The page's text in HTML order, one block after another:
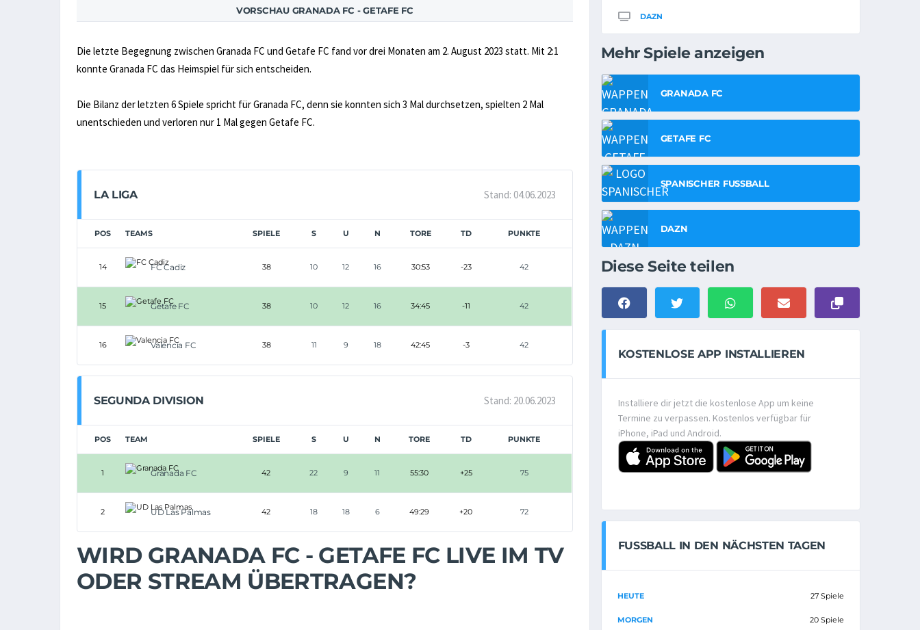
VORSCHAU GRANADA FC - GETAFE FC
Die letzte Begegnung zwischen Granada FC und Getafe FC fand vor drei Monaten am 2. August 2023 statt. Mit 2:1
konnte Granada FC das Heimspiel für sich entscheiden.
Die Bilanz der letzten 6 Spiele spricht für Granada FC, denn sie konnten sich 3 Mal durchsetzen, spielten 2 Mal
unentschieden und verloren nur 1 Mal gegen Getafe FC.
LA LIGA Stand: 04.06.2023
POS TEAMS SPIELE S U N TORE TD PUNKTE
14 FC Cadiz 38 10 12 16 30:53 -23 42
15 Getafe FC 38 10 12 16 34:45 -11 42
16 Valencia FC 38 11 9 18 42:45 -3 42
SEGUNDA DIVISION Stand: 20.06.2023
POS TEAM SPIELE S U N TORE TD PUNKTE
1 Granada FC 42 22 9 11 55:30 +25 75
2 UD Las Palmas 42 18 18 6 49:29 +20 72
WIRD GRANADA FC - GETAFE FC LIVE IM TV
ODER STREAM ÜBERTRAGEN?
DAZN
Mehr Spiele anzeigen
GRANADA FC
GETAFE FC
SPANISCHER FUSSBALL
DAZN
Diese Seite teilen
KOSTENLOSE APP INSTALLIEREN
Installiere dir jetzt die kostenlose App um keine
Termine zu verpassen. Kostenlos verfügbar für
iPhone, iPad und Android.
FUSSBALL IN DEN NÄCHSTEN TAGEN
HEUTE 27 Spiele
MORGEN 20 Spiele